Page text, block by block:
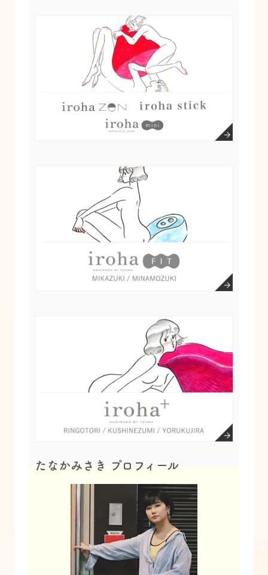
たなかみさき プロフィール